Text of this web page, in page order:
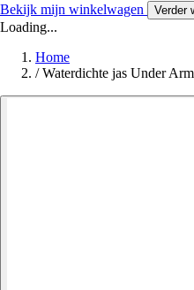
Bekijk mijn winkelwagen Verder
Loading...
Home
/ Waterdichte jas Under